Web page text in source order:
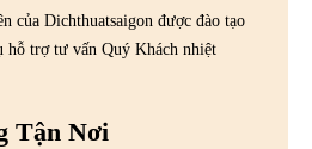
của Dichthuatsaigon được đào tạo
hỗ trợ tư vấn Quý Khách nhiệt
Tận Nơi